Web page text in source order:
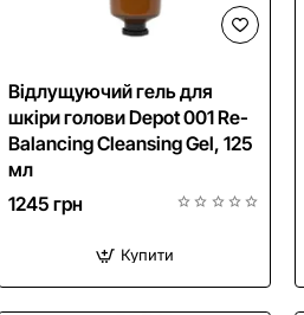
Відлущуючий гель для
шкіри голови Depot 001 Re-
Balancing Cleansing Gel, 125
мл
1245 грн
Купити